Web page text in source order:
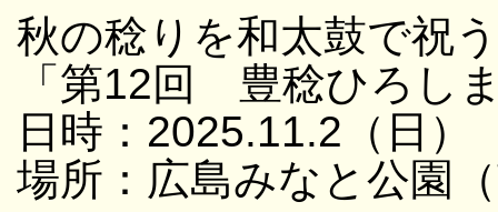
秋の稔りを和太鼓で祝
「第12回 豊稔ひろし
日時：2025.11.2（日
場所：広島みなと公園